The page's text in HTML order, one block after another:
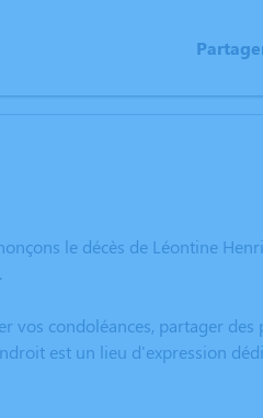
le décès de Léontine
vos condoléances, partager
est un lieu d'expression